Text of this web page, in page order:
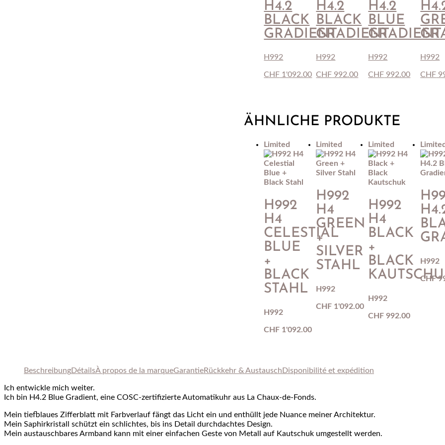
H4.2
BLACK
GRADIENT
H992
CHF 1'092.00
H4.2
BLACK
GRADIENT
H992
CHF 992.00
H4.2
BLUE
GRADIENT
H992
CHF 992.00
H992
CHF
ÄHNLICHE PRODUKTE
Limited
H992
H4
CELESTIAL
BLUE
+
BLACK
STAHL
H992
CHF 1'092.00
Limited
H992
H4
GREEN
+
SILVER
STAHL
H992
CHF 1'092.00
Limited
H992
H4
BLACK
+
BLACK
H992
CHF 992.00
Limited
H992
CHF
BeschreibungDétailsÀ propos de la marqueGarantieRückkehr & Austausch Disponibilité et expédition
Ich entwickle mich weiter.
Ich bin H4.2 Blue Gradient, eine COSC-zertifizierte Automatikuhr aus La Chaux-de-Fonds.
Mein tiefblaues Zifferblatt mit Farbverlauf fängt das Licht ein und enthüllt jede Nuance meiner Architektur.
Mein Saphirkristall schützt ein schlichtes, bis ins Detail durchdachtes Design.
Mein austauschbares Armband kann mit einer einfachen Geste von Metall auf Kautschuk umgestellt werden.